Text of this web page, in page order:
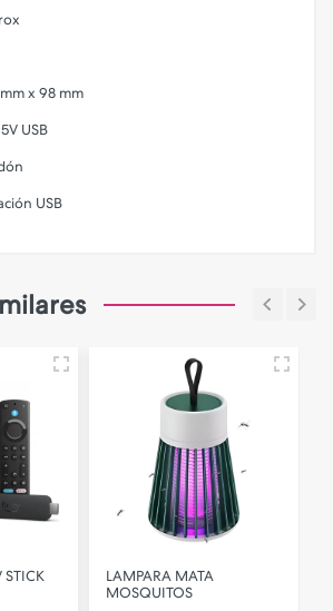
x 98 mm
USB
USB
STICK
LAMPARA MATA
MOSQUITOS